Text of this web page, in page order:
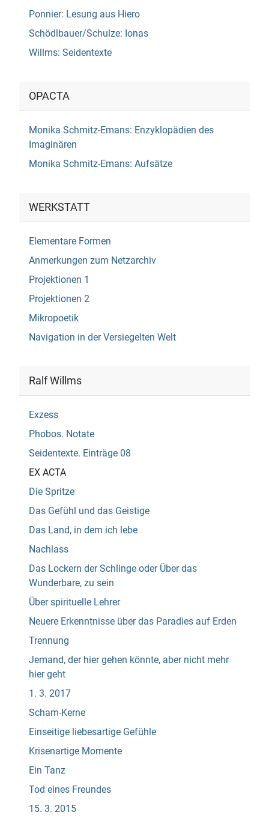
Ponnier: Lesung aus Hiero
Schödlbauer/Schulze: Ionas
Willms: Seidentexte
OPACTA
Monika Schmitz-Emans: Enzyklopädien des
Imaginären
Monika Schmitz-Emans: Aufsätze
WERKSTATT
Elementare Formen
Anmerkungen zum Netzarchiv
Projektionen 1
Projektionen 2
Mikropoetik
Navigation in der Versiegelten Welt
Ralf Willms
Exzess
Phobos. Notate
Seidentexte. Einträge 08
EX ACTA
Die Spritze
Das Gefühl und das Geistige
Das Land, in dem ich lebe
Nachlass
Das Lockern der Schlinge oder Über das
Wunderbare, zu sein
Über spirituelle Lehrer
Neuere Erkenntnisse über das Paradies auf Erden
Trennung
Jemand, der hier gehen könnte, aber nicht mehr
hier geht
1. 3. 2017
Scham-Kerne
Einseitige liebesartige Gefühle
Krisenartige Momente
Ein Tanz
Tod eines Freundes
15. 3. 2015